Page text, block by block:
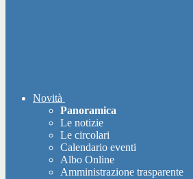
Novità
Panoramica
Le notizie
Le circolari
Calendario eventi
Albo Online
Amministrazione trasparente